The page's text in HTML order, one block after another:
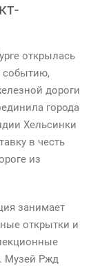
открылась
событию,
дороги
города
Хельсинки
в честь
из
занимает
открытки и
Музей Ржд